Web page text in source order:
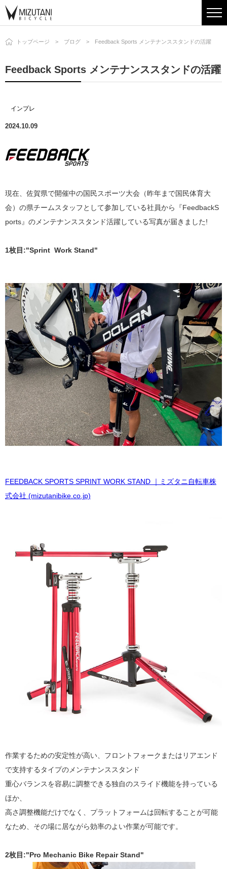
トップページ ブログ Feedback Sports メンテナンススタンドの活躍
Feedback Sports メンテナンススタンドの活躍
インプレ
2024.10.09
現在、佐賀県で開催中の国民スポーツ大会（昨年まで国民体育大
会）の県チームスタッフとして参加している社員から『FeedbackS
ports』のメンテナンススタンド活躍している写真が届きました!
1枚目:"Sprint Work Stand"
FEEDBACK SPORTS SPRINT WORK STAND ｜ミズタニ自転車株
式会社 (mizutanibike.co.jp)
作業するための安定性が高い、フロントフォークまたはリアエンド
で支持するタイプのメンテナンススタンド
重心バランスを容易に調整できる独自のスライド機能を持っている
ほか、
高さ調整機能だけでなく、プラットフォームは回転することが可能
なため、その場に居ながら効率のよい作業が可能です。
2枚目:"Pro Mechanic Bike Repair Stand"